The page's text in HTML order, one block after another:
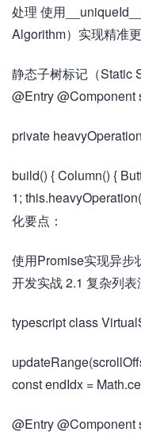
处理 使用
Algorithm）实现精准
静态子树标记（Static
@Entry @Component
private
build() { Column() {
1;
化要点：
使用Promise实现异步
开发实战 2.1 复杂列
typescript class
const endIdx =
@Entry @Component